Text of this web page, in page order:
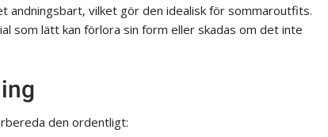
andningsbart, vilket gör den idealisk för sommaroutfits.
som lätt kan förlora sin form eller skadas om det inte
den ordentligt: